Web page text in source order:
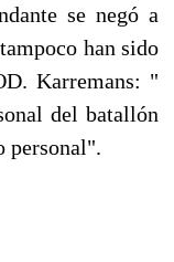
se negó a
han sido
Karremans: "
del batallón
personal".